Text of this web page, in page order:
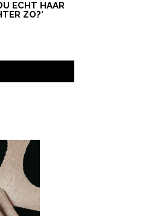
ECHT HAAR
ZO?’